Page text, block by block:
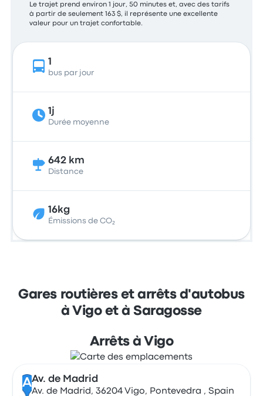
Le trajet prend environ 1 jour, 50 minutes et, avec des tarifs
à partir de seulement 163 $, il représente une excellente
valeur pour un trajet confortable.
1
bus par jour
1j
Durée moyenne
642 km
Distance
16kg
Émissions de CO₂
Gares routières et arrêts d'autobus
à Vigo et à Saragosse
Arrêts à Vigo
AAv. de Madrid
Av. de Madrid, 36204 Vigo, Pontevedra , Spain